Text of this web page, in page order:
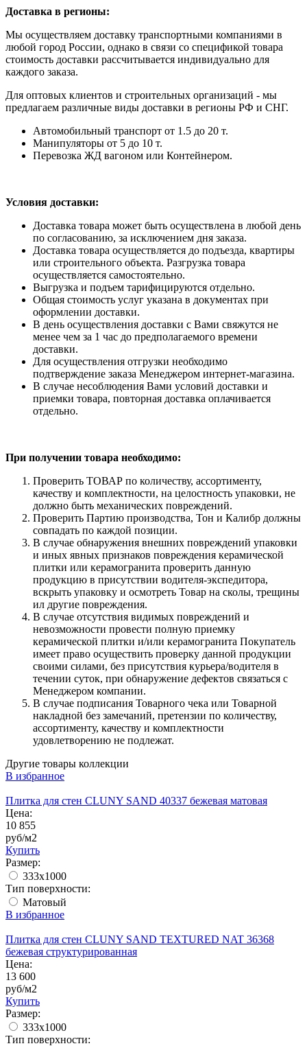
Доставка в регионы:
Мы осуществляем доставку транспортными компаниями в
любой город России, однако в связи со спецификой товара
стоимость доставки рассчитывается индивидуально для
каждого заказа.
Для оптовых клиентов и строительных организаций - мы
предлагаем различные виды доставки в регионы РФ и СНГ.
Автомобильный транспорт от 1.5 до 20 т.
Манипуляторы от 5 до 10 т.
Перевозка ЖД вагоном или Контейнером.
Условия доставки:
Доставка товара может быть осуществлена в любой день
по согласованию, за исключением дня заказа.
Доставка товара осуществляется до подъезда, квартиры
или строительного объекта. Разгрузка товара
осуществляется самостоятельно.
Выгрузка и подъем тарифицируются отдельно.
Общая стоимость услуг указана в документах при
оформлении доставки.
В день осуществления доставки с Вами свяжутся не
менее чем за 1 час до предполагаемого времени
доставки.
Для осуществления отгрузки необходимо
подтверждение заказа Менеджером интернет-магазина.
В случае несоблюдения Вами условий доставки и
приемки товара, повторная доставка оплачивается
отдельно.
При получении товара необходимо:
Проверить ТОВАР по количеству, ассортименту,
качеству и комплектности, на целостность упаковки, не
должно быть механических повреждений.
Проверить Партию производства, Тон и Калибр должны
совпадать по каждой позиции.
В случае обнаружения внешних повреждений упаковки
и иных явных признаков повреждения керамической
плитки или керамогранита проверить данную
продукцию в присутствии водителя-экспедитора,
вскрыть упаковку и осмотреть Товар на сколы, трещины
ил другие повреждения.
В случае отсутствия видимых повреждений и
невозможности провести полную приемку
керамической плитки и/или керамогранита Покупатель
имеет право осуществить проверку данной продукции
своими силами, без присутствия курьера/водителя в
течении суток, при обнаружение дефектов связаться с
Менеджером компании.
В случае подписания Товарного чека или Товарной
накладной без замечаний, претензии по количеству,
ассортименту, качеству и комплектности
удовлетворению не подлежат.
Другие товары коллекции
В избранное
Плитка для стен CLUNY SAND 40337 бежевая матовая
Цена:
10 855
руб/м2
Купить
Размер:
333x1000
Тип поверхности:
Матовый
В избранное
Плитка для стен CLUNY SAND TEXTURED NAT 36368
бежевая структурированная
Цена:
13 600
руб/м2
Купить
Размер:
333x1000
Тип поверхности: